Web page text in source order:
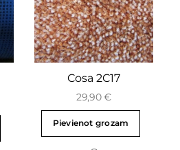
Cosa 2C17
29,90€
Pievienot grozam